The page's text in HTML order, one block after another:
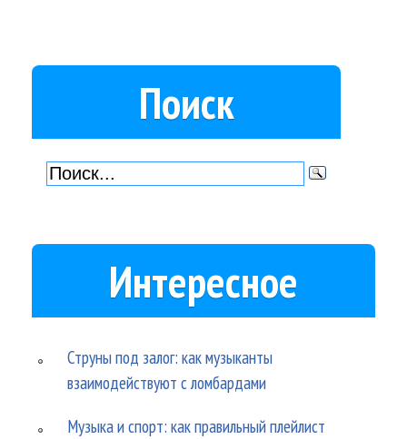
Поиск
Интересное
Струны под залог: как музыканты
взаимодействуют с ломбардами
Музыка и спорт: как правильный плейлист